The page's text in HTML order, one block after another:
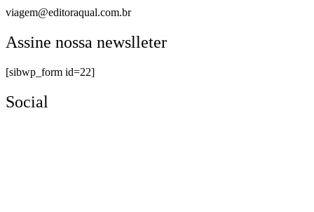
viagem@editoraqual.com.br
Assine nossa newslleter
[sibwp_form id=22]
Social